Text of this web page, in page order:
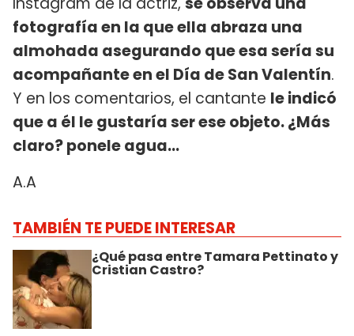
fotografía en la que ella abraza una
almohada asegurando que esa sería su
acompañante en el Día de San Valentín.
Y en los comentarios, el cantante le indicó
que a él le gustaría ser ese objeto. ¿Más
claro? ponele agua...
A.A
TAMBIÉN TE PUEDE INTERESAR
¿Qué pasa entre Tamara Pettinato y
Cristian Castro?